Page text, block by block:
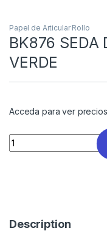
Papel de Articular Rollo
BK876 SEDA
VERDE
Acceda para ver precios
Quantity
Description